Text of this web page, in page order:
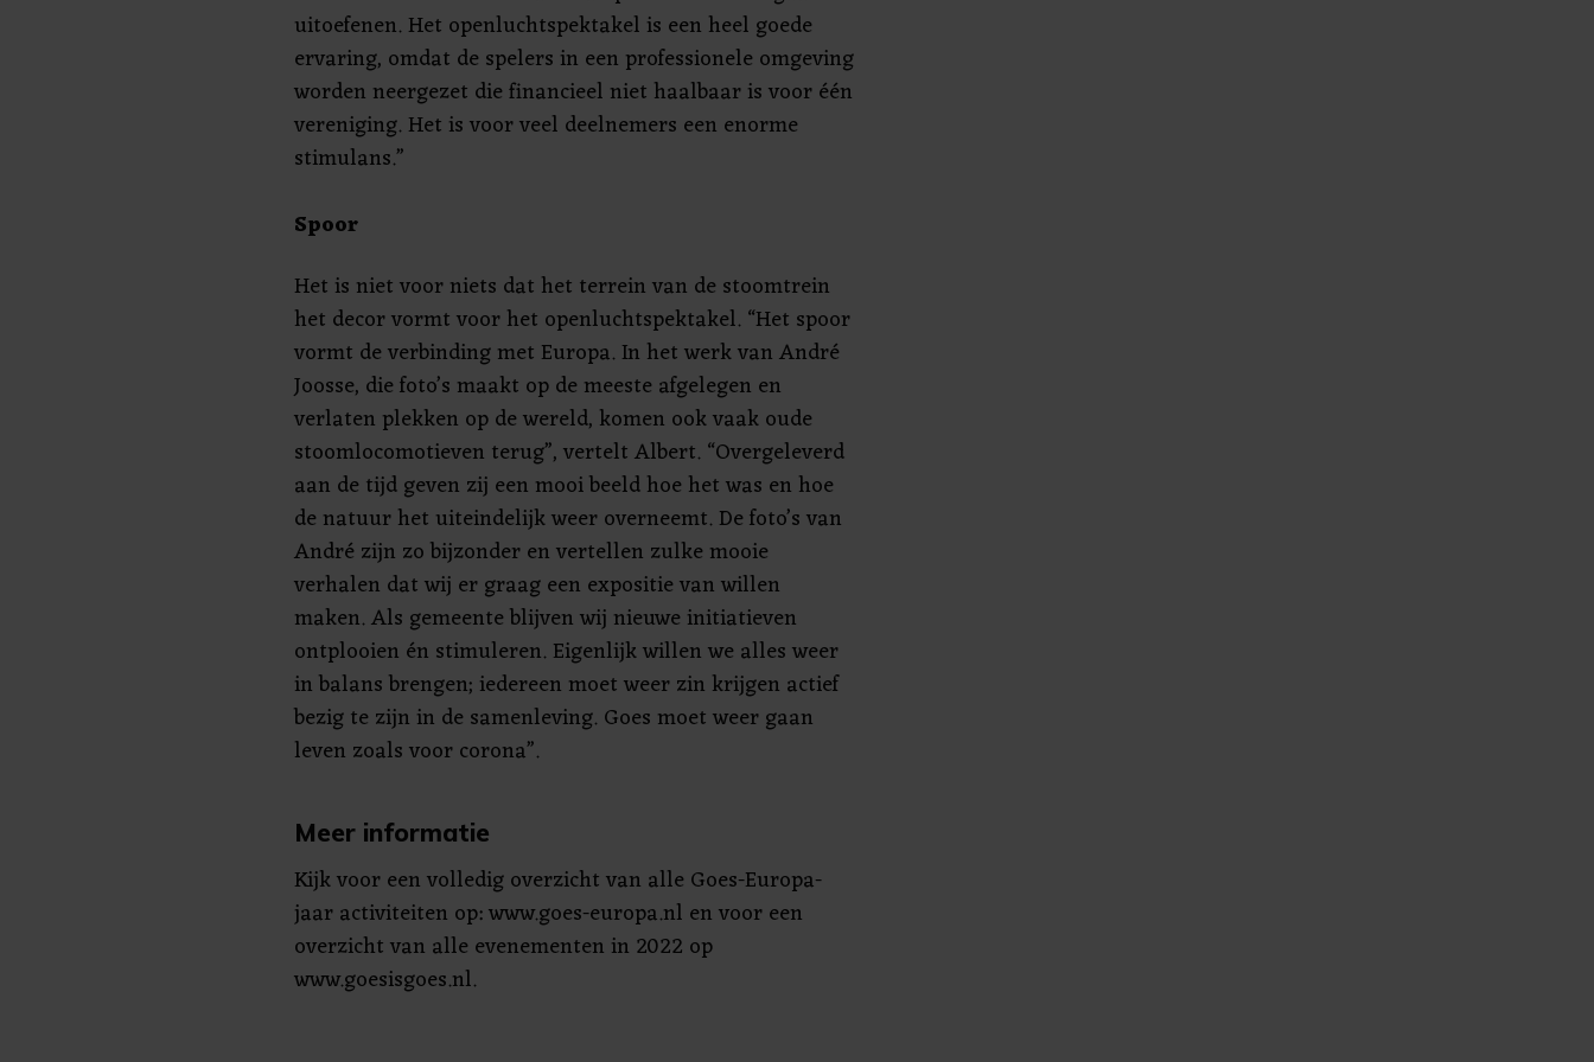
uitoefenen. Het openluchtspektakel is een heel goede
ervaring, omdat de spelers in een professionele omgeving
worden neergezet die financieel niet haalbaar is voor één
vereniging. Het is voor veel deelnemers een enorme
stimulans.”
Spoor
Het is niet voor niets dat het terrein van de stoomtrein
het decor vormt voor het openluchtspektakel. “Het spoor
vormt de verbinding met Europa. In het werk van André
Joosse, die foto’s maakt op de meeste afgelegen en
verlaten plekken op de wereld, komen ook vaak oude
stoomlocomotieven terug”, vertelt Albert. “Overgeleverd
aan de tijd geven zij een mooi beeld hoe het was en hoe
de natuur het uiteindelijk weer overneemt. De foto’s van
André zijn zo bijzonder en vertellen zulke mooie
verhalen dat wij er graag een expositie van willen
maken. Als gemeente blijven wij nieuwe initiatieven
ontplooien én stimuleren. Eigenlijk willen we alles weer
in balans brengen; iedereen moet weer zin krijgen actief
bezig te zijn in de samenleving. Goes moet weer gaan
leven zoals voor corona”.
Meer informatie
Kijk voor een volledig overzicht van alle Goes-Europa-
jaar activiteiten op: www.goes-europa.nl en voor een
overzicht van alle evenementen in 2022 op
www.goesisgoes.nl.